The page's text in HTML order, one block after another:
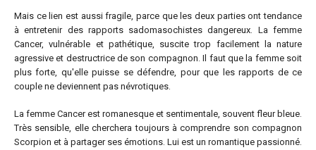
Mais ce lien est aussi fragile, parce que les deux parties ont tendance
à entretenir des rapports sadomasochistes dangereux. La femme
Cancer, vulnérable et pathétique, suscite trop facilement la nature
agressive et destructrice de son compagnon. Il faut que la femme soit
plus forte, qu'elle puisse se défendre, pour que les rapports de ce
couple ne deviennent pas névrotiques.
La femme Cancer est romanesque et sentimentale, souvent fleur bleue.
Très sensible, elle cherchera toujours à comprendre son compagnon
Scorpion et à partager ses émotions. Lui est un romantique passionné.